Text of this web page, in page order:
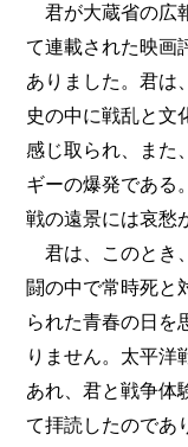
君が大蔵省の広
て連載された映画
ありました。君は
史の中に戦乱と文
感じ取られ、また
ギーの爆発である
戦の遠景には哀愁
君は、このとき
闘の中で常時死と
られた青春の日を
りません。太平洋
あれ、君と戦争体
て拝読したのであ